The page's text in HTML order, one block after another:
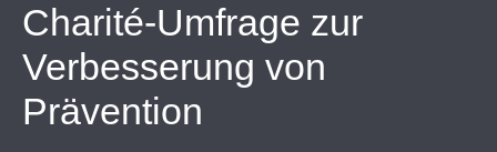
Charité-Umfrage zur
Verbesserung von
Prävention